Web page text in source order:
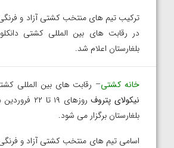
ترکیب تیم های منتخب کشتی آزاد و
در رقابت های بین المللی کشتی
بلغارستان اعلام شد.
خانه کشتی– رقابت های بین المللی
نیکولای پتروف
روزهای ۱۹ تا
بلغارستان برگزار می شود.
اسامی تیم های منتخب کشتی آزاد و